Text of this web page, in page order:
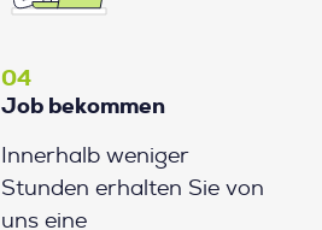
04
Job bekommen
Innerhalb weniger
Stunden erhalten Sie von
uns eine